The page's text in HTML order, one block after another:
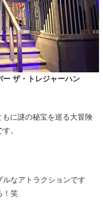
ー ザ・トレジャーハン
もに謎の秘宝を巡る大冒険
。
なアトラクションです
！笑